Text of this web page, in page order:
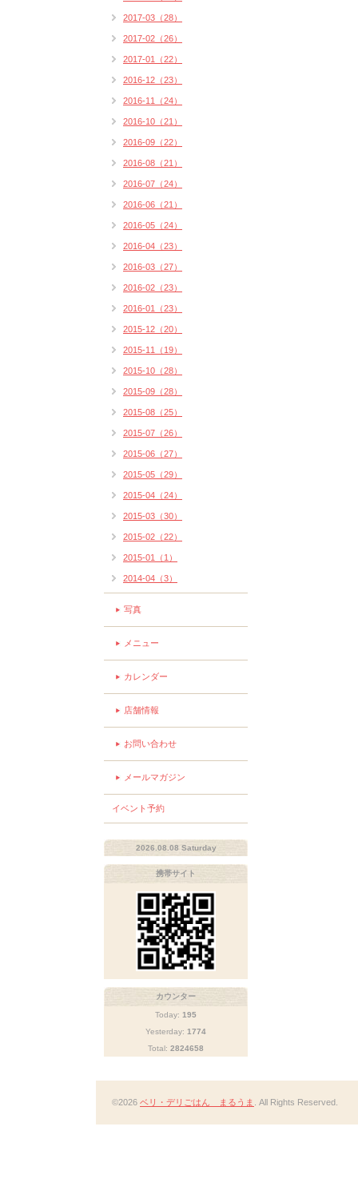
2017-03（28）
2017-02（26）
2017-01（22）
2016-12（23）
2016-11（24）
2016-10（21）
2016-09（22）
2016-08（21）
2016-07（24）
2016-06（21）
2016-05（24）
2016-04（23）
2016-03（27）
2016-02（23）
2016-01（23）
2015-12（20）
2015-11（19）
2015-10（28）
2015-09（28）
2015-08（25）
2015-07（26）
2015-06（27）
2015-05（29）
2015-04（24）
2015-03（30）
2015-02（22）
2015-01（1）
2014-04（3）
写真
メニュー
カレンダー
店舗情報
お問い合わせ
メールマガジン
イベント予約
2026.08.08 Saturday
携帯サイト
カウンター
Today: 195
Yesterday: 1774
Total: 2824658
©2026 ベリ・デリごはん まるうま . All Rights Reserved.